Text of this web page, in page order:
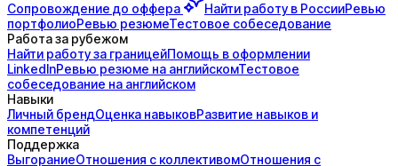
Сопровождение до оффера Найти работу в РоссииРевью
портфолиоРевью резюмеТестовое собеседование
Работа за рубежом
Найти работу за границейПомощь в оформлении
LinkedInРевью резюме на английскомТестовое
собеседование на английском
Навыки
Личный брендОценка навыковРазвитие навыков и
компетенций
Поддержка
ВыгораниеОтношения с коллективомОтношения с